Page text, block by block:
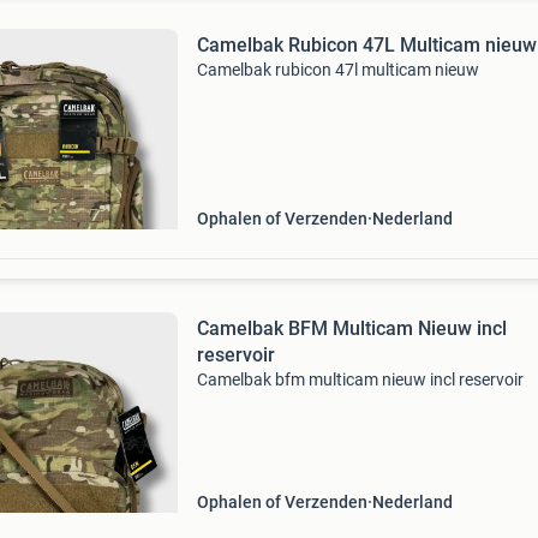
Camelbak Rubicon 47L Multicam nieuw
Camelbak rubicon 47l multicam nieuw
Ophalen of Verzenden Nederland
Camelbak BFM Multicam Nieuw incl
reservoir
Camelbak bfm multicam nieuw incl reservoir
Ophalen of Verzenden Nederland